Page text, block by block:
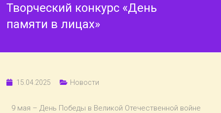
Творческий конкурс «День
памяти в лицах»
15.04.2025 Новости
9 мая – День Победы в Великой Отечественной войне